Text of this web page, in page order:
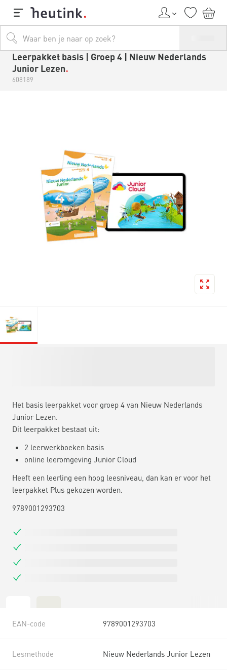
Leerpakket basis | Groep 4 | Nieuw Nederlands
Junior Lezen
608189
Het basis leerpakket voor groep 4 van Nieuw Nederlands
Junior Lezen.
Dit leerpakket bestaat uit:
2 leerwerkboeken basis
online leeromgeving Junior Cloud
Heeft een leerling een hoog leesniveau, dan kan er voor het
leerpakket Plus gekozen worden.
9789001293703
EAN-code 9789001293703
Lesmethode Nieuw Nederlands Junior Lezen